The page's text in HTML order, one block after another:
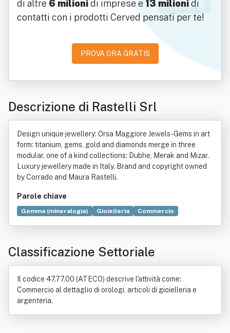
di altre 6 milionidi imprese e 13 milionidi
contatti con i prodotti Cerved pensati per te!
PROVA ORA GRATIS
Descrizione di Rastelli Srl
Design unique jewellery: Orsa Maggiore Jewels - Gems in art
form: titanium, gems, gold and diamonds merge in three
modular, one of a kind collections: Dubhe, Merak and Mizar.
Luxury jewellery made in Italy. Brand and copyright owned
by Corrado and Maura Rastelli.
Parole chiave
Gemma (mineralogia) Gioielleria
Commercio
Progettazione
Orologio
Perla Vetro
Classificazione Settoriale
Il codice 47.77.00 (ATECO) descrive l'attività come:
Commercio al dettaglio di orologi, articoli di gioielleria e
argenteria.